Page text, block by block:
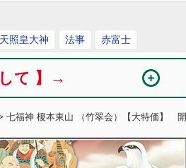
照皇大神 法事 赤富士
して 】→
七福神 榎本東山 （竹翠会）【大特価】 開